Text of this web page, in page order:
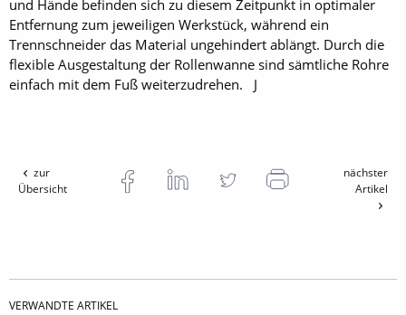
und Hände befinden sich zu diesem Zeitpunkt in optimaler
Entfernung zum jeweiligen Werkstück, während ein
Trennschneider das Material ungehindert ablängt. Durch die
flexible Ausgestaltung der Rollenwanne sind sämtliche Rohre
einfach mit dem Fuß weiterzudrehen. J
zur
Übersicht
nächster
Artikel
VERWANDTE ARTIKEL